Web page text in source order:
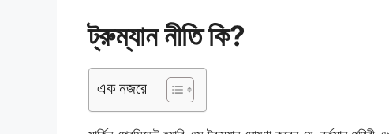
ট্রুম্যান নীতি কি?
এক নজরে